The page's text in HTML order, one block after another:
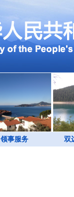
领事服务 双